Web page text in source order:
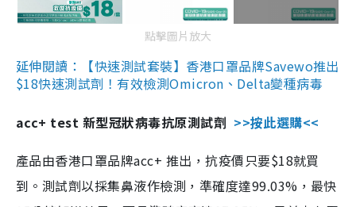
點擊圖片放大
延伸閱讀：【快速測試套裝】香港口罩品牌Savewo推出
$18快速測試劑！有效檢測Omicron、Delta變種病毒
acc+ test 新型冠狀病毒抗原測試劑 >>按此選購<<
產品由香港口罩品牌acc+ 推出，抗疫價只要$18就買
到。測試劑以採集鼻液作檢測，準確度達99.03%，最快